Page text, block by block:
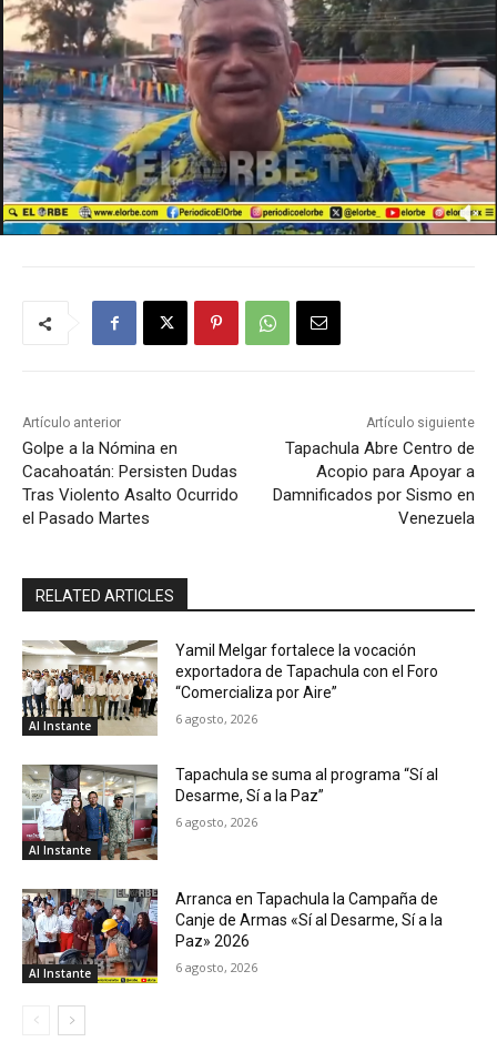
Artículo anterior
Golpe a la Nómina en
Cacahoatán: Persisten Dudas
Tras Violento Asalto Ocurrido
el Pasado Martes
Artículo siguiente
Tapachula Abre Centro de
Acopio para Apoyar a
Damnificados por Sismo en
Venezuela
RELATED ARTICLES
Al Instante
Yamil Melgar fortalece la vocación
exportadora de Tapachula con el Foro
“Comercializa por Aire”
6 agosto, 2026
Al Instante
Tapachula se suma al programa “Sí al
Desarme, Sí a la Paz”
6 agosto, 2026
Al Instante
Arranca en Tapachula la Campaña de
Canje de Armas «Sí al Desarme, Sí a la
Paz» 2026
6 agosto, 2026